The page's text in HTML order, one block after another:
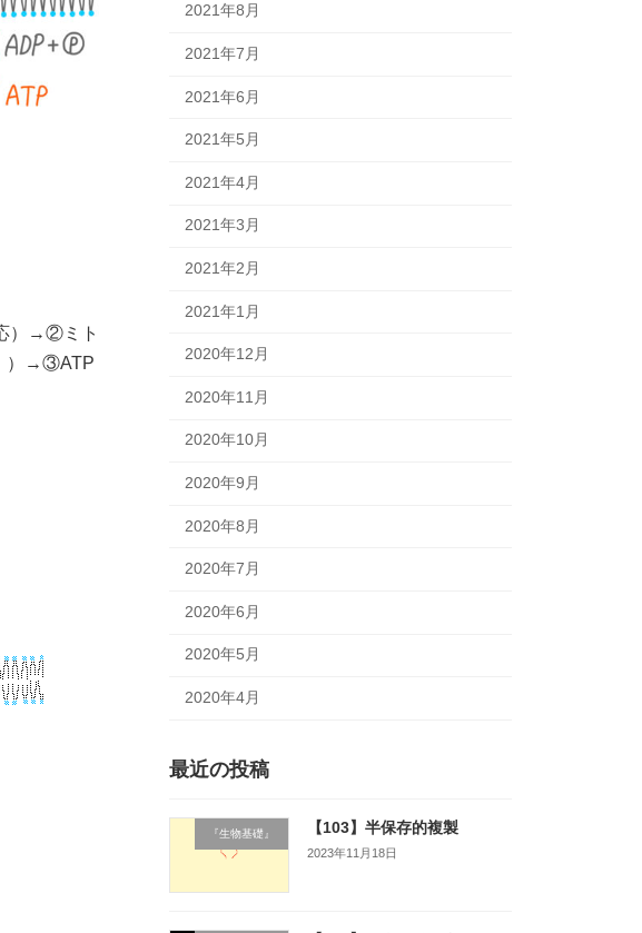
）→②ミト
）→③ATP
2021年8月
2021年7月
2021年6月
2021年5月
2021年4月
2021年3月
2021年2月
2021年1月
2020年12月
2020年11月
2020年10月
2020年9月
2020年8月
2020年7月
2020年6月
2020年5月
2020年4月
最近の投稿
『生物基礎』 【103】半保存的複製
2023年11月18日